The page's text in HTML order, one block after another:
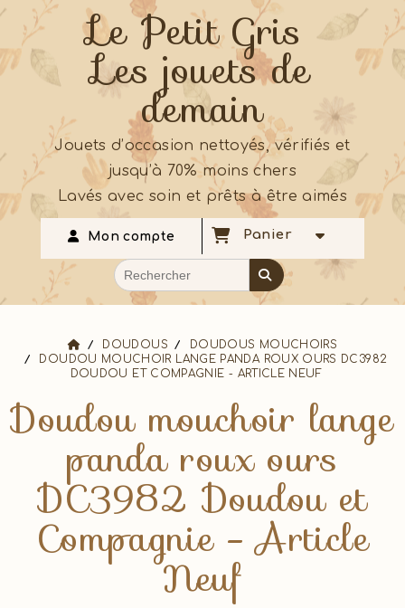
Le Petit Gris
Les jouets de
demain
Jouets d’occasion nettoyés, vérifiés et
jusqu’à 70% moins chers
Lavés avec soin et prêts à être aimés
Mon compte Panier
DOUDOUS
DOUDOUS MOUCHOIRS
DOUDOU MOUCHOIR LANGE PANDA ROUX OURS DC3982
DOUDOU ET COMPAGNIE - ARTICLE NEUF
Doudou mouchoir lange
panda roux ours
DC3982 Doudou et
Compagnie - Article
Neuf